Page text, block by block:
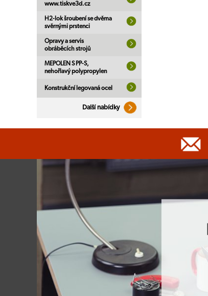
www.tiskve3d.cz
H2-lok šroubení se dvěma
svěrnými prstenci
Opravy a servis
obráběcích strojů
MEPOLEN S PP-S,
nehořlavý polypropylen
Konstrukční legovaná ocel
Další nabídky